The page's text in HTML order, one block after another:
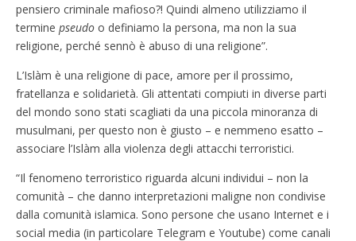
pensiero criminale mafioso?! Quindi almeno utilizziamo il
termine pseudo o definiamo la persona, ma non la sua
religione, perché sennò è abuso di una religione”.
L’Islàm è una religione di pace, amore per il prossimo,
fratellanza e solidarietà. Gli attentati compiuti in diverse parti
del mondo sono stati scagliati da una piccola minoranza di
musulmani, per questo non è giusto – e nemmeno esatto –
associare l’Islàm alla violenza degli attacchi terroristici.
“Il fenomeno terroristico riguarda alcuni individui – non la
comunità – che danno interpretazioni maligne non condivise
dalla comunità islamica. Sono persone che usano Internet e i
social media (in particolare Telegram e Youtube) come canali